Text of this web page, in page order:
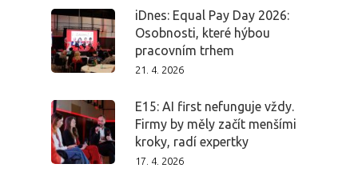
iDnes: Equal Pay Day 2026:
Osobnosti, které hýbou
pracovním trhem
21. 4. 2026
E15: AI first nefunguje vždy.
Firmy by měly začít menšími
kroky, radí expertky
17. 4. 2026